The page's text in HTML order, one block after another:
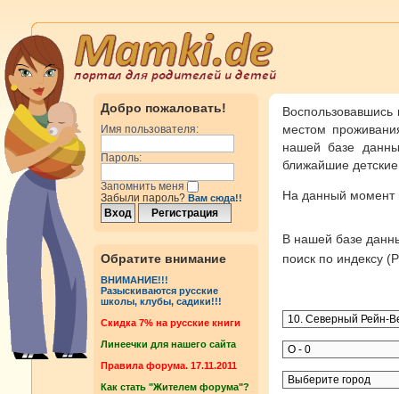
Добро пожаловать!
Имя пользователя:
Пароль:
Запомнить меня
Забыли пароль? Вам сюда!!
Обратите внимание
ВНИМАНИЕ!!!
Разыскиваются русские
школы, клубы, садики!!!
Cкидка 7% на русские книги
Линеечки для нашего сайта
Правила форума. 17.11.2011
Как стать "Жителем форума"?
местом
нашей базе
ближайшие
На данный
В нашей базе
поиск по индексу